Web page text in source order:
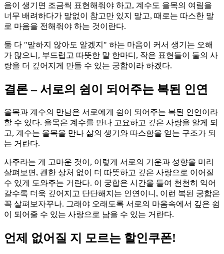
음이 생기면 조금씩 표현해줘야 하고, 계수도 을목의 여림을
너무 배려하다가 말없이 참고만 있지 말고, 때로는 따스한 말
로 마음을 전해줘야 하는 것이란다.
둘 다 "말하지 않아도 알겠지" 하는 마음이 커서 생기는 오해
가 많으니, 부드럽고 따뜻한 말 한마디, 작은 표현들이 둘의 사
랑을 더 깊어지게 만들 수 있는 궁합이라 하겠다.
결론 – 서로의 쉼이 되어주는 복된 인연
을목과 계수의 만남은 서로에게 쉼이 되어주는 복된 인연이라
할 수 있다. 을목은 계수를 만나 고요하고 깊은 사랑을 알게 되
고, 계수는 을목을 만나 삶의 생기와 따스함을 얻는 구조가 되
는 거란다.
사주라는 게 고마운 것이, 이렇게 서로의 기운과 성향을 미리
살펴보면, 괜한 상처 없이 더 따뜻하고 깊은 사랑으로 이어질
수 있게 도와주는 거란다. 이 궁합은 시간을 들여 천천히 익어
갈수록 더욱 깊어지고 단단해지는 인연이니, 이런 복된 궁합은
꼭 살펴보자꾸나. 그래야 오래도록 서로의 마음속에서 깊은 쉼
이 되어줄 수 있는 사랑으로 남을 수 있는 거란다.
언제 없어질 지 모르는 할인쿠폰!